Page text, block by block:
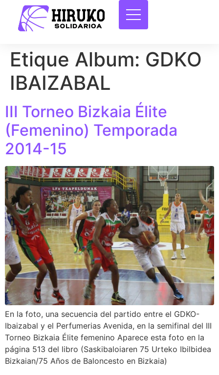
Etique Album: GDKO
IBAIZABAL
III Torneo Bizkaia Élite
(Femenino) Temporada
2014-15
En la foto, una secuencia del partido entre el GDKO-
Ibaizabal y el Perfumerias Avenida, en la semifinal del III
Torneo Bizkaia Élite femenino Aparece esta foto en la
página 513 del libro (Saskibaloiaren 75 Urteko Ibilbidea
Bizkaian/75 Años de Baloncesto en Bizkaia)